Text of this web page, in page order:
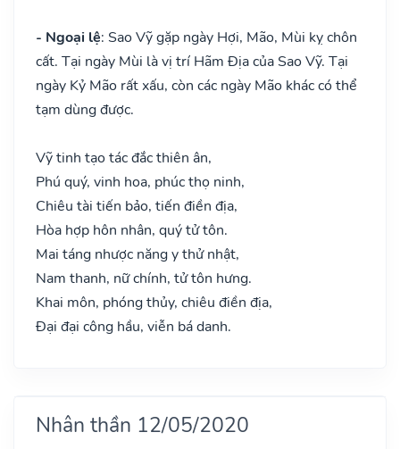
- Ngoại lệ: Sao Vỹ gặp ngày Hợi, Mão, Mùi kỵ chôn
cất. Tại ngày Mùi là vị trí Hãm Địa của Sao Vỹ. Tại
ngày Kỷ Mão rất xấu, còn các ngày Mão khác có thể
tạm dùng được.
Vỹ tinh tạo tác đắc thiên ân,
Phú quý, vinh hoa, phúc thọ ninh,
Chiêu tài tiến bảo, tiến điền địa,
Hòa hợp hôn nhân, quý tử tôn.
Mai táng nhược năng y thử nhật,
Nam thanh, nữ chính, tử tôn hưng.
Khai môn, phóng thủy, chiêu điền địa,
Đại đại công hầu, viễn bá danh.
Nhân thần 12/05/2020